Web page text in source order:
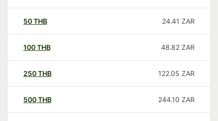
50THB 24.41 ZAR
100THB 48.82 ZAR
250THB 122.05 ZAR
500THB 244.10 ZAR